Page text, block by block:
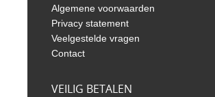
Algemene voorwaarden
Privacy statement
Veelgestelde vragen
Contact
VEILIG BETALEN